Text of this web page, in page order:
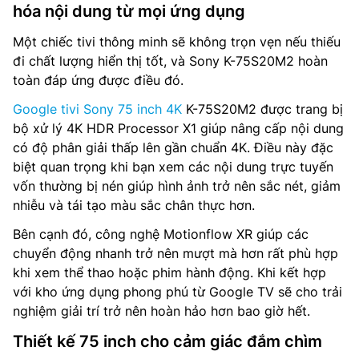
hóa nội dung từ mọi ứng dụng
Một chiếc tivi thông minh sẽ không trọn vẹn nếu thiếu
đi chất lượng hiển thị tốt, và Sony K-75S20M2 hoàn
toàn đáp ứng được điều đó.
Google tivi Sony 75 inch 4K K-75S20M2 được trang bị
bộ xử lý 4K HDR Processor X1 giúp nâng cấp nội dung
có độ phân giải thấp lên gần chuẩn 4K. Điều này đặc
biệt quan trọng khi bạn xem các nội dung trực tuyến
vốn thường bị nén giúp hình ảnh trở nên sắc nét, giảm
nhiễu và tái tạo màu sắc chân thực hơn.
Bên cạnh đó, công nghệ Motionflow XR giúp các
chuyển động nhanh trở nên mượt mà hơn rất phù hợp
khi xem thể thao hoặc phim hành động. Khi kết hợp
với kho ứng dụng phong phú từ Google TV sẽ cho trải
nghiệm giải trí trở nên hoàn hảo hơn bao giờ hết.
Thiết kế 75 inch cho cảm giác đắm chìm